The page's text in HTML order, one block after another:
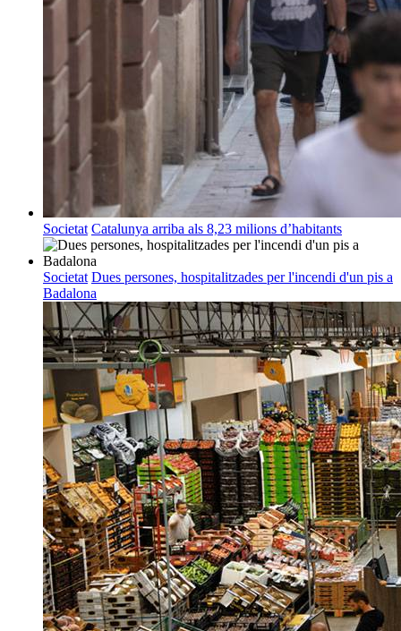
Societat Catalunya arriba als 8,23 milions d’habitants
Societat Dues persones, hospitalitzades per l'incendi d'un pis a
Badalona